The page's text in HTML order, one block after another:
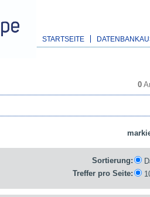
STARTSEITE
0
Sortierung:
Treffer pro Seite: